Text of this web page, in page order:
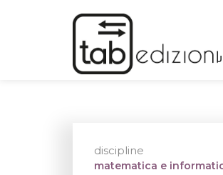
discipline
matematica e